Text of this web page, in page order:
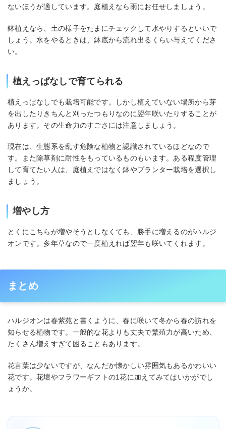
ないほうが適しています。庭植えなら雨にお任せしましょう。
鉢植えなら、土の様子をたまにチェックして水やりするといいで
しょう。水をやるときは、鉢底から流れ出るくらい与えてくださ
い。
植えっぱなしで育てられる
植えっぱなしでも栽培可能です。しかし植えていない場所から芽
を出したりきちんと刈ったつもりなのに翌年咲いたりすることが
あります。その生命力のすごさには注意しましょう。
現在は、生態系を乱す危険な植物と認識されているほどなので
す。また除草剤に耐性をもっているものもいます。ある程度管理
して育てたい人は、庭植えではなく鉢やプランター栽培を選択し
ましょう。
増やし方
とくにこちらが増やそうとしなくても、勝手に増えるのがハルジ
オンです。多年草なので一度植えれば翌年も咲いてくれます。
まとめ
ハルジオンは春紫苑と書くように、春に咲いて冬から春の訪れを
知らせる植物です。一般的な花よりも丈夫で繁殖力が高いため、
たくさん増えすぎて困ることもあります。
花言葉は少ないですが、なんだか懐かしい雰囲気もあるかわいい
花です。花壇やフラワーギフトの1花に加えてみてはいかがでし
ょうか。